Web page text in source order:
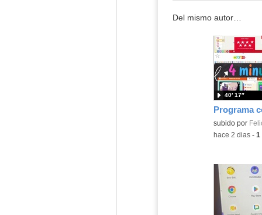
Del mismo autor…
Contenido
subido por
40′ 17″
-hace 2 dias- 1